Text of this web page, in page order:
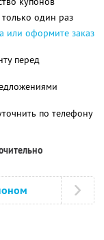
один раз
или оформите заказ
перед
по телефону